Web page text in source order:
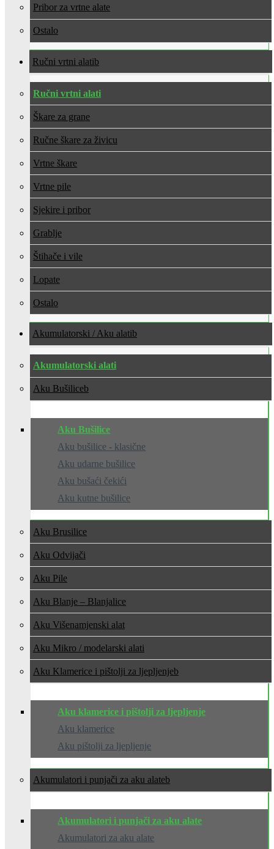
Pribor za vrtne alate
Ostalo
Ručni vrtni alati
Ručni vrtni alati
Škare za grane
Ručne škare za živicu
Vrtne škare
Vrtne pile
Sjekire i pribor
Grablje
Štihače i vile
Lopate
Ostalo
Akumulatorski / Aku alati
Akumulatorski alati
Aku Bušilice
Aku Bušilice
Aku bušilice - klasične
Aku udarne bušilice
Aku bušaći čekići
Aku kutne bušilice
Aku Brusilice
Aku Odvijači
Aku Pile
Aku Blanje – Blanjalice
Aku Višenamjenski alat
Aku Mikro / modelarski alati
Aku Klamerice i pištolji za ljepljenje
Aku klamerice i pištolji za ljepljenje
Aku klamerice
Aku pištolji za ljepljenje
Akumulatori i punjači za aku alate
Akumulatori i punjači za aku alate
Akumulatori za aku alate